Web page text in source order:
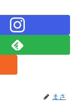
まさ